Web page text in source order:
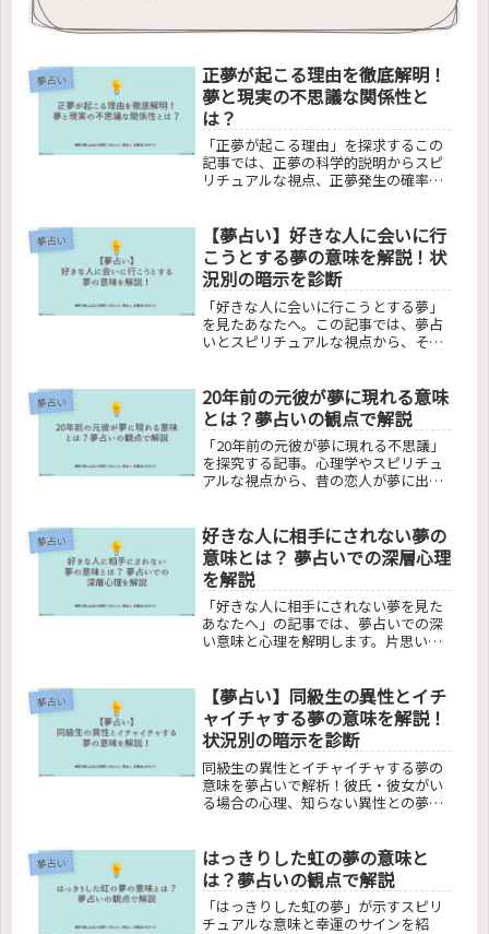
夢占い
正夢が起こる理由を徹底解明！
夢と現実の不思議な関係性と
は？
「正夢が起こる理由」を探求するこの
記事では、正夢の科学的説明からスピ
リチュアルな視点、正夢発生の確率や
者の疑問を解決します。夢を理解し、
自分の夢に新たな意味を見出す手助け
をする内容です。
夢占い
【夢占い】好きな人に会いに行
こうとする夢の意味を解説！状
況別の暗示を診断
「好きな人に会いに行こうとする夢」
を見たあなたへ。この記事では、夢占
いとスピリチュアルな視点から、その
愛の関連性、そして夢での再会が教え
るメッセージについて、簡潔かつわか
りやすい言葉で解説。読者の疑問を解
消し、夢のメッセージを理解する手助
けをします。
夢占い
20年前の元彼が夢に現れる意味
とは？夢占いの観点で解説
「20年前の元彼が夢に現れる不思議」
を探究する記事。心理学やスピリチュ
アルな視点から、昔の恋人が夢に出て
解釈、現実生活への影響を明らかにし
ます。読者が自分自身の夢と向き合
い、過去の恋愛から学ぶことを目指し
ます。
夢占い
好きな人に相手にされない夢の
意味とは？ 夢占いでの深層心理
を解説
「好きな人に相手にされない夢を見た
あなたへ」の記事では、夢占いでの深
い意味と心理を解明します。片思いの
求。読むだけで心のもやもやが晴れ
る、あなたの悩みに答える内容です。
夢占い
【夢占い】同級生の異性とイチ
ャイチャする夢の意味を解説！
状況別の暗示を診断
同級生の異性とイチャイチャする夢の
意味を夢占いで解析！彼氏・彼女がい
る場合の心理、知らない異性との夢の
探り、夢のメッセージを明らかにしま
す。この記事で、あなたの夢が持つ秘
密を解き明かしましょう。
夢占い
はっきりした虹の夢の意味と
は？夢占いの観点で解説
「はっきりした虹の夢」が示すスピリ
チュアルな意味と幸運のサインを紹